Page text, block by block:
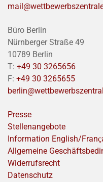
Büro Berlin
Nürnberger Straße 49
10789 Berlin
T: +49 30 3265656
F: +49 30 3265655
Presse
Stellenangebote
Information English/
Allgemeine
Widerrufsrecht
Datenschutz